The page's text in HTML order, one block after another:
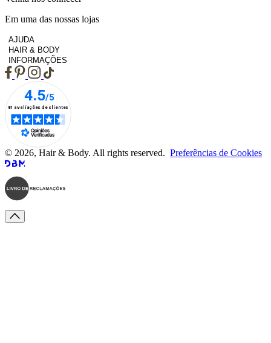
Em uma das nossas lojas
AJUDA
HAIR & BODY
INFORMAÇÕES
© 2026, Hair & Body. All rights reserved. Preferências de Cookies